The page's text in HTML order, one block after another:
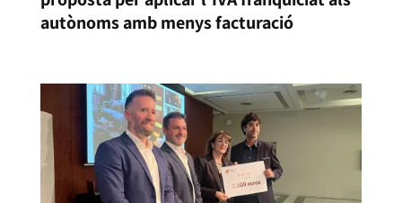
autònoms amb menys facturació